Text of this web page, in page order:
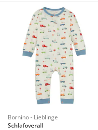
Bornino - Lieblinge
Schlafoverall